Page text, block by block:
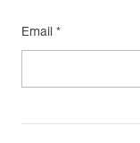
Email *